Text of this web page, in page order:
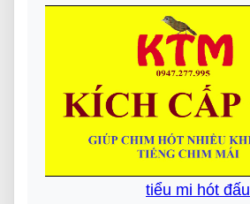
tiểu mi hót đấu